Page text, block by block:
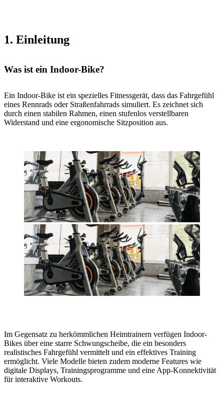
1. Einleitung
Was ist ein Indoor-Bike?
Ein Indoor-Bike ist ein spezielles Fitnessgerät, dass das Fahrgefühl
eines Rennrads oder Straßenfahrrads simuliert. Es zeichnet sich
durch einen stabilen Rahmen, einen stufenlos verstellbaren
Widerstand und eine ergonomische Sitzposition aus.
Im Gegensatz zu herkömmlichen Heimtrainern verfügen Indoor-
Bikes über eine starre Schwungscheibe, die ein besonders
realistisches Fahrgefühl vermittelt und ein effektives Training
ermöglicht. Viele Modelle bieten zudem moderne Features wie
digitale Displays, Trainingsprogramme und eine App-Konnektivität
für interaktive Workouts.